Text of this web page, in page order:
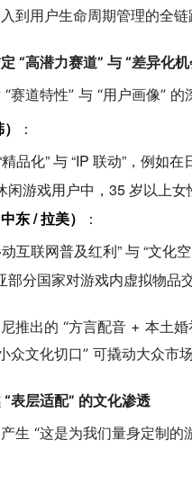
到用户生命周期管理的全链
“高潜力赛道” 与 “差异化机
道特性” 与 “用户画像” 的
：
品化” 与 “IP 联动”，例如
闲游戏用户中，35 岁以上
东 / 拉美）
：
动互联网普及红利” 与 “文
部分国家对游戏内虚拟物品
尼推出的 “方言配音 + 本土
众文化切口” 可撬动大众市场
表层适配” 的文化渗透
生 “这是为我们量身定制的